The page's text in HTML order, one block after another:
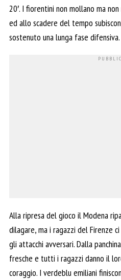
20′. I fiorentini non mollano ma
ed allo scadere del tempo
sostenuto una lunga fase difensiva.
Alla ripresa del gioco il Modena
dilagare, ma i ragazzi del Firenze
gli attacchi avversari. Dalla
fresche e tutti i ragazzi danno il
coraggio. I verdeblu emiliani